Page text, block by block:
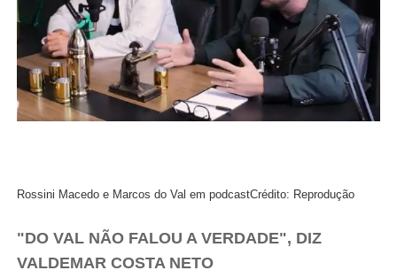
Rossini Macedo e Marcos do Val em podcastCrédito: Reprodução
"DO VAL NÃO FALOU A VERDADE", DIZ
VALDEMAR COSTA NETO